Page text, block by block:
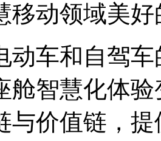
移动领域美
动车和自驾
舱智慧化体
与价值链，